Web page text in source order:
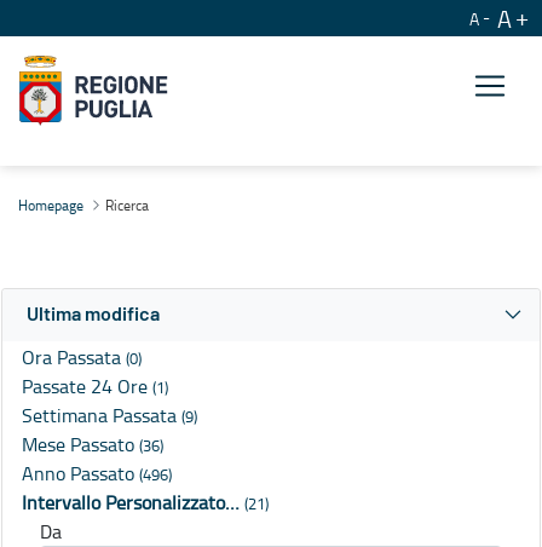
A A
Homepage Ricerca
Ultima modifica
Ora Passata (0)
Passate 24 Ore (1)
Settimana Passata (9)
Mese Passato (36)
Anno Passato (496)
Intervallo Personalizzato… (21)
Da